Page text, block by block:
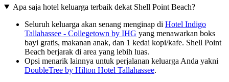
Apa saja hotel keluarga terbaik dekat Shell Point Beach?
Seluruh keluarga akan senang menginap di Hotel Indigo
Tallahassee - Collegetown by IHG yang menawarkan boks
bayi gratis, makanan anak, dan 1 kedai kopi/kafe. Shell Point
Beach berjarak di area yang lebih luas.
Opsi menarik lainnya untuk perjalanan keluarga Anda yakni
DoubleTree by Hilton Hotel Tallahassee.